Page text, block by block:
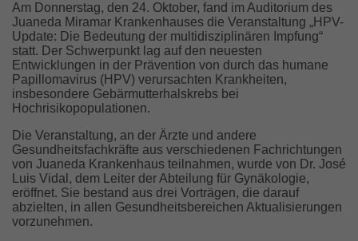
Am Donnerstag, den 24. Oktober, fand im Auditorium des
Juaneda Miramar Krankenhauses die Veranstaltung „HPV-
Update: Die Bedeutung der multidisziplinären Impfung“
statt. Der Schwerpunkt lag auf den neuesten
Entwicklungen in der Prävention von durch das humane
Papillomavirus (HPV) verursachten Krankheiten,
insbesondere Gebärmutterhalskrebs bei
Hochrisikopopulationen.
Die Veranstaltung, an der Ärzte und andere
Gesundheitsfachkräfte aus verschiedenen Fachrichtungen
von Juaneda Krankenhaus teilnahmen, wurde von Dr. José
Luis Vidal, dem Leiter der Abteilung für Gynäkologie,
eröffnet. Sie bestand aus drei Vorträgen, die darauf
abzielten, in allen Gesundheitsbereichen Aktualisierungen
vorzunehmen.